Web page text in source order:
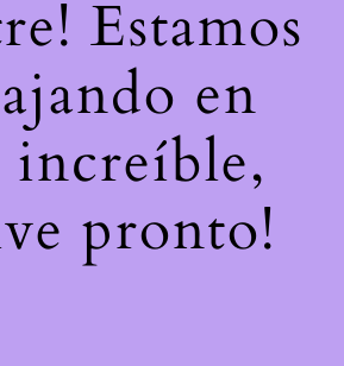
Estamos
en
increíble,
pronto!